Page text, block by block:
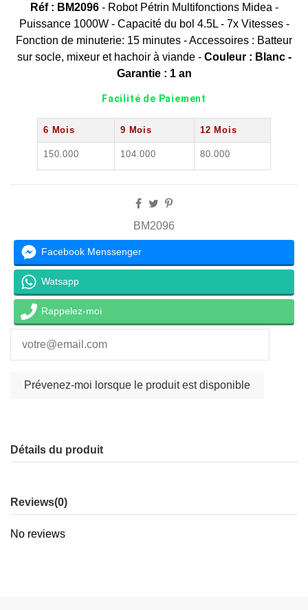
Réf : BM2096- Robot Pétrin Multifonctions Midea -
Puissance 1000W - Capacité du bol 4.5L - 7x Vitesses -
Fonction de minuterie: 15 minutes - Accessoires : Batteur
sur socle, mixeur et hachoir à viande - Couleur : Blanc -
Garantie : 1 an
Facilité de Paiement
6 Mois 9 Mois 12 Mois
150.000 104.000 80.000
BM2096
Facebook Menssenger
Watsapp
Rappelez-moi
Détails du produit
Reviews(0)
No reviews